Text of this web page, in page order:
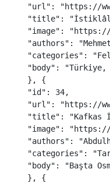
"url " : "https://
"title" : "
"image" : "https://
"authors" : "
"categories" : "
"body" : "Türkiye,
},
{
"id " : 34,
"url " : "https://
"title" : "Kafkas
"image" : "https://
"authors" : "
"categories" : "
"body" : "Başta
},
{